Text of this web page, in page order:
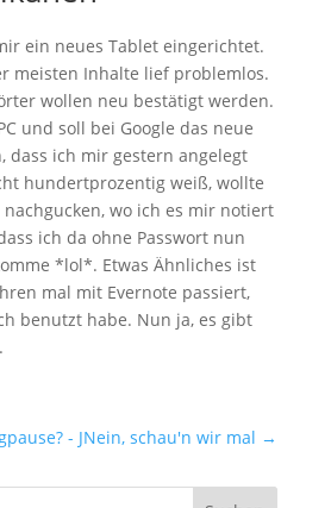
ein neues Tablet eingerichtet.
meisten Inhalte lief problemlos.
wollen neu bestätigt werden.
und soll bei Google das neue
dass ich mir gestern angelegt
hundertprozentig weiß, wollte
nachgucken, wo ich es mir notiert
ich da ohne Passwort nun
*lol*. Etwas Ähnliches ist
mal mit Evernote passiert,
benutzt habe. Nun ja, es gibt
- JNein, schau'n wir mal →